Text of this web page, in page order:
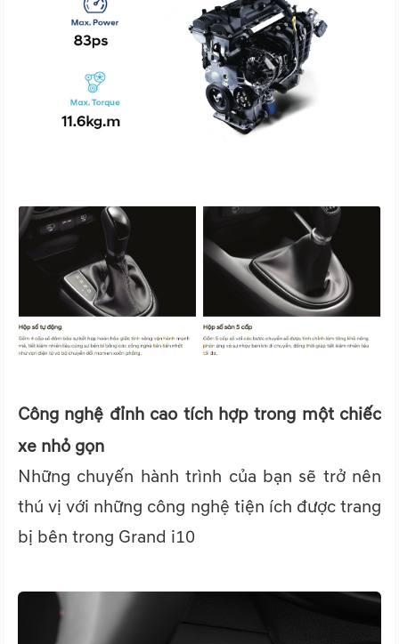
Công nghệ đỉnh cao tích hợp trong một chiếc
xe nhỏ gọn
Những chuyến hành trình của bạn sẽ trở nên
thú vị với những công nghệ tiện ích được trang
bị bên trong Grand i10